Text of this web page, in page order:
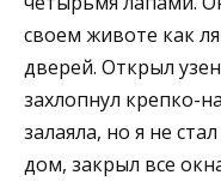
своем животе как
дверей. Открыл
захлопнул крепко-
залаяла, но я не
дом, закрыл все